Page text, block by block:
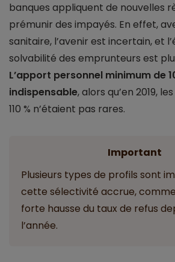
banques appliquent de nouvelles
prémunir des impayés. En effet,
sanitaire, l’avenir est incertain, et
solvabilité des emprunteurs est
L’apport personnel minimum de
indispensable, alors qu’en 2019,
110 % n’étaient pas rares.
Important
Plusieurs types de profils sont
cette sélectivité accrue,
forte hausse du taux de refus
l’année.